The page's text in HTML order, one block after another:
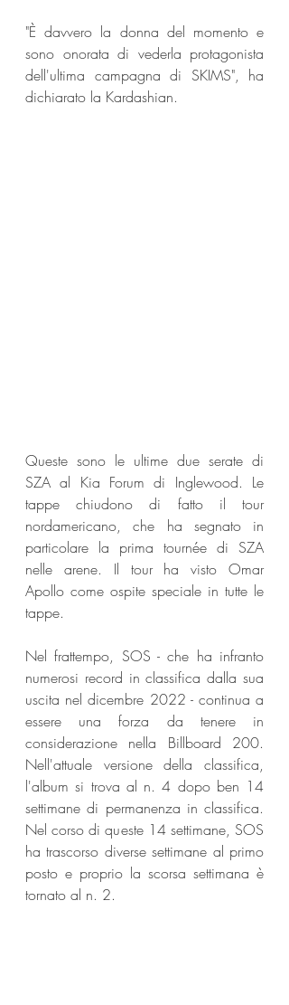
"È davvero la donna del momento e
sono onorata di vederla protagonista
dell'ultima campagna di SKIMS", ha
dichiarato la Kardashian.
Queste sono le ultime due serate di
SZA al Kia Forum di Inglewood. Le
tappe chiudono di fatto il tour
nordamericano, che ha segnato in
particolare la prima tournée di SZA
nelle arene. Il tour ha visto Omar
Apollo come ospite speciale in tutte le
tappe.
Nel frattempo, SOS - che ha infranto
numerosi record in classifica dalla sua
uscita nel dicembre 2022 - continua a
essere una forza da tenere in
considerazione nella Billboard 200.
Nell'attuale versione della classifica,
l'album si trova al n. 4 dopo ben 14
settimane di permanenza in classifica.
Nel corso di queste 14 settimane, SOS
ha trascorso diverse settimane al primo
posto e proprio la scorsa settimana è
tornato al n. 2.